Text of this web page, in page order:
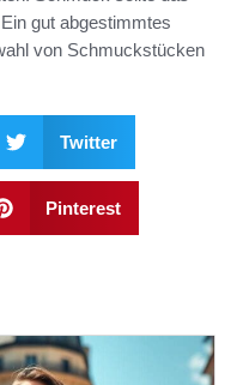
gut abgestimmtes
von Schmuckstücken
Twitter
Pinterest